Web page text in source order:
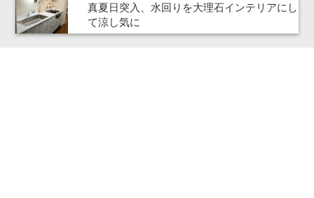
真夏日突入、水回りを大理石インテリアにし
て涼し気に